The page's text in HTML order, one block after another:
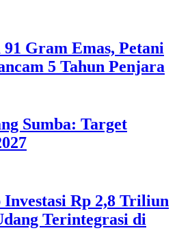
Gram Emas, Petani
5 Tahun Penjara
Sumba: Target
Rp 2,8 Triliun
Terintegrasi di